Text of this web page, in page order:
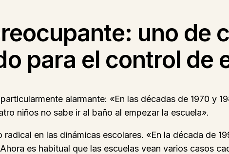
uno de
para el control de
alarmante: «En las décadas de 1970 y
niños no sabe ir al baño al empezar la escuela».
en las dinámicas escolares. «En la década de
es habitual que las escuelas vean varios casos